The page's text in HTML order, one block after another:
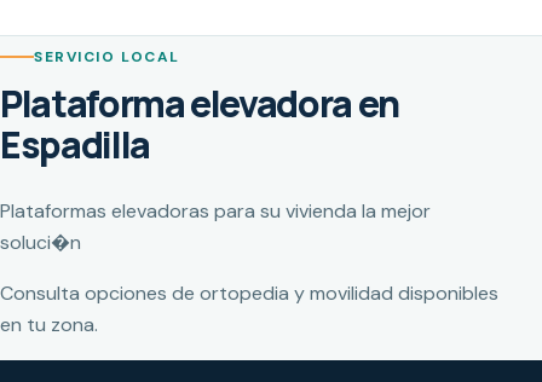
SERVICIO LOCAL
Plataforma elevadora en
Espadilla
Plataformas elevadoras para su vivienda la mejor
soluci�n
Consulta opciones de ortopedia y movilidad disponibles
en tu zona.